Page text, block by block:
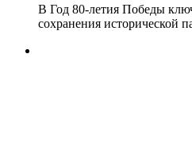
В Год 80-летия Победы
сохранения исторической